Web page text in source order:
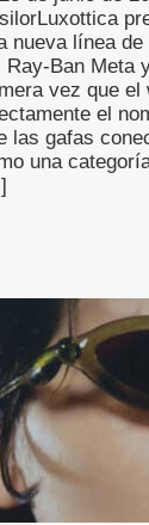
nueva línea
Ray-Ban Meta
vez que el
el
las gafas
una